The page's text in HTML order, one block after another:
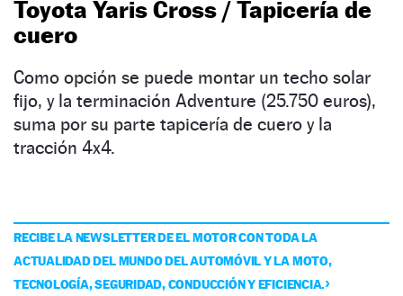
Toyota Yaris Cross / Tapicería de
cuero
Como opción se puede montar un techo solar
fijo, y la terminación Adventure (25.750 euros),
suma por su parte tapicería de cuero y la
tracción 4x4.
RECIBE LA NEWSLETTER DE EL MOTOR CON TODA LA
ACTUALIDAD DEL MUNDO DEL AUTOMÓVIL Y LA MOTO,
TECNOLOGÍA, SEGURIDAD, CONDUCCIÓN Y EFICIENCIA.